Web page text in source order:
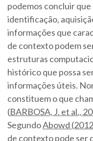
podemos concluir
identificação,
informações que
de contexto podem
estruturas
histórico que possa
informações úteis.
constituem o que
(BARBOSA, J. et al.,
SegundoAbowd
de contexto pode ser